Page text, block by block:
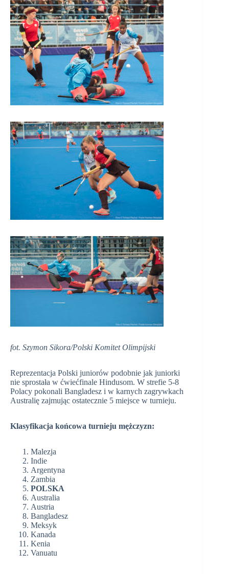
fot. Szymon Sikora/Polski Komitet Olimpijski
Reprezentacja Polski juniorów podobnie jak juniorki
nie sprostała w ćwiećfinale Hindusom. W strefie 5-8
Polacy pokonali Bangladesz i w karnych zagrywkach
Australię zajmując ostatecznie 5 miejsce w turnieju.
Klasyfikacja końcowa turnieju mężczyzn:
Malezja
Indie
Argentyna
Zambia
POLSKA
Australia
Austria
Bangladesz
Meksyk
Kanada
Kenia
Vanuatu